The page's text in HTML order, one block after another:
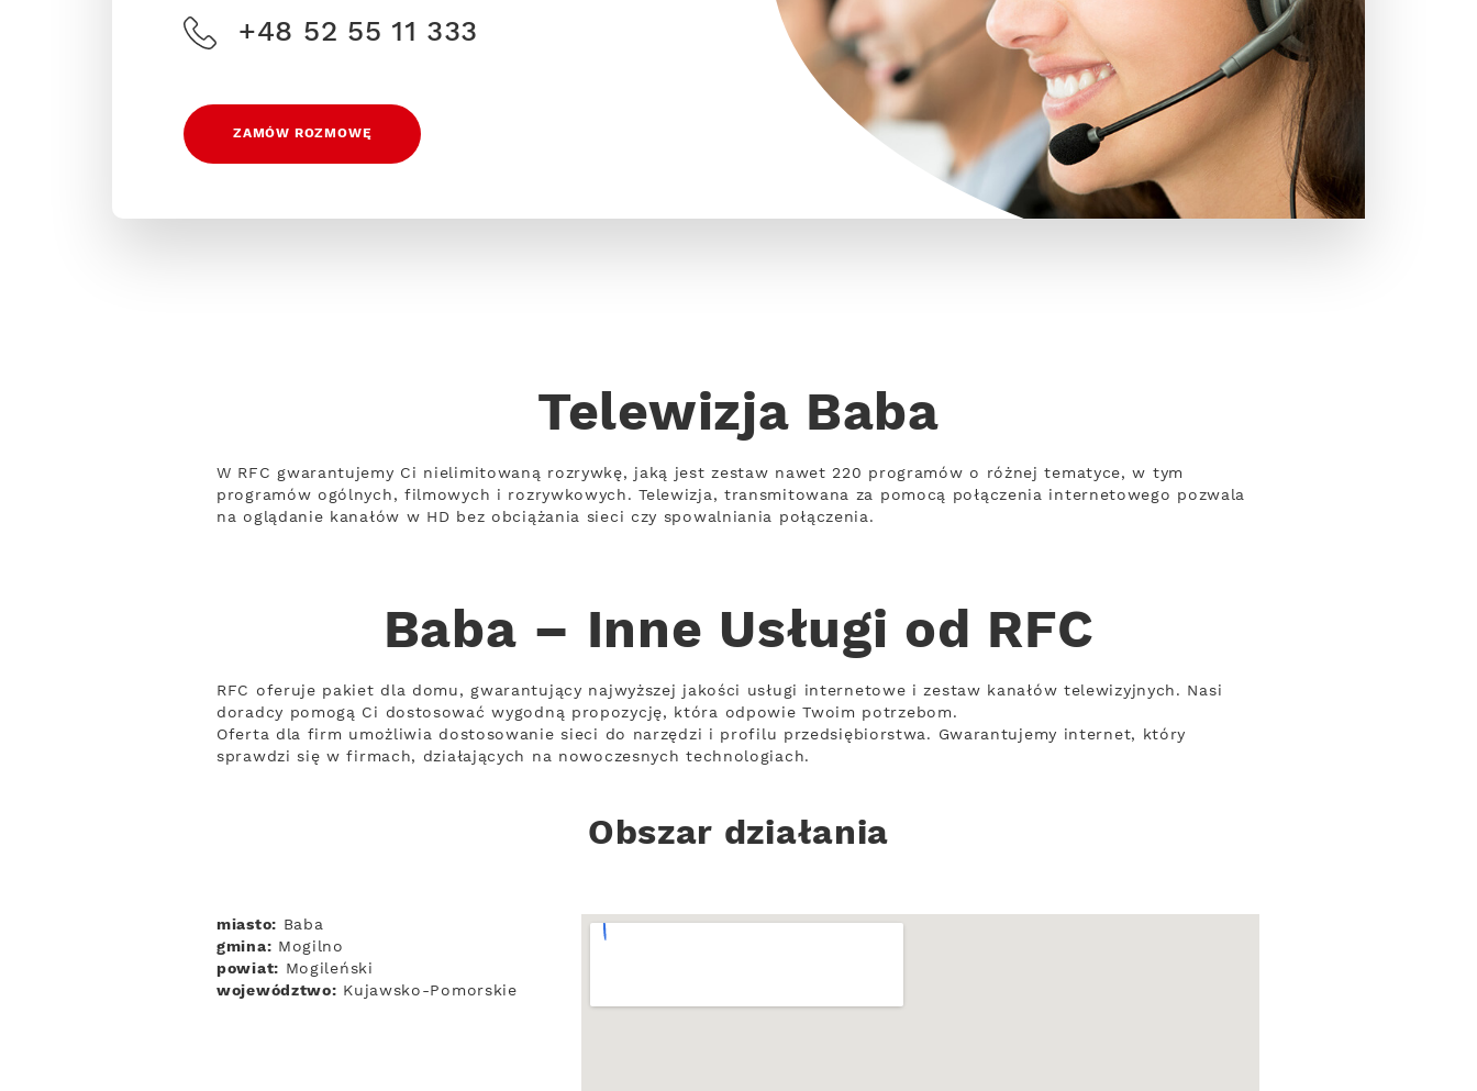
+48 52 55 11 333
ZAMÓW ROZMOWĘ
Telewizja Baba
W RFC gwarantujemy Ci nielimitowaną rozrywkę, jaką jest zestaw nawet 220 programów o różnej tematyce, w tym
programów ogólnych, filmowych i rozrywkowych. Telewizja, transmitowana za pomocą połączenia internetowego pozwala
na oglądanie kanałów w HD bez obciążania sieci czy spowalniania połączenia.
Baba – Inne Usługi od RFC
RFC oferuje pakiet dla domu, gwarantujący najwyższej jakości usługi internetowe i zestaw kanałów telewizyjnych. Nasi
doradcy pomogą Ci dostosować wygodną propozycję, która odpowie Twoim potrzebom.
Oferta dla firm umożliwia dostosowanie sieci do narzędzi i profilu przedsiębiorstwa. Gwarantujemy internet, który
sprawdzi się w firmach, działających na nowoczesnych technologiach.
Obszar działania
miasto: Baba
gmina: Mogilno
powiat: Mogileński
województwo: Kujawsko-Pomorskie